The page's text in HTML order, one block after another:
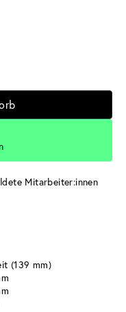
Mitarbeiter:innen
(139 mm)